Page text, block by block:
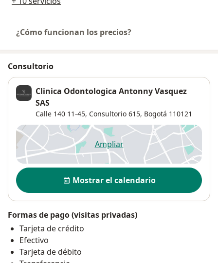
¿Cómo funcionan los precios?
Consultorio
Clinica Odontologica Antonny Vasquez
SAS
Calle 140 11-45, Consultorio 615, Bogotá 110121
Ampliarse abre en una nueva
Disponibilidad
Mostrar el calendario
Formas de pago (visitas privadas)
Tarjeta de crédito
Efectivo
Tarjeta de débito